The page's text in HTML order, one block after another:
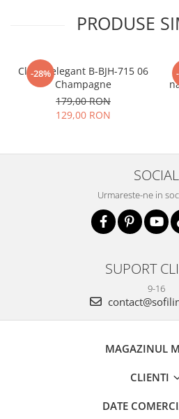
PRODUSE
-28%
Clutch elegant B-BJH-715 06
Champagne
179,00 RON
129,00 RON
SOCIAL
Urmareste-ne in
SUPORT
9-16
MAGAZINUL
CLIENTI
DATE